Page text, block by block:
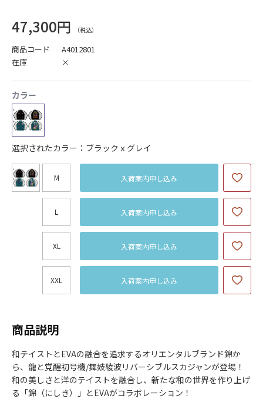
47,300円
商品コード
A4012801
在庫
×
カラー
選択されたカラー：ブラックｘグレイ
M 入荷案内申し込み
L 入荷案内申し込み
XL 入荷案内申し込み
XXL 入荷案内申し込み
商品説明
和テイストとEVAの融合を追求するオリエンタルブランド錦か
ら、龍と覚醒初号機/舞妓綾波リバーシブルスカジャンが登場！
和の美しさと洋のテイストを融合し、新たな和の世界を作り上げ
る「錦（にしき）」とEVAがコラボレーション！